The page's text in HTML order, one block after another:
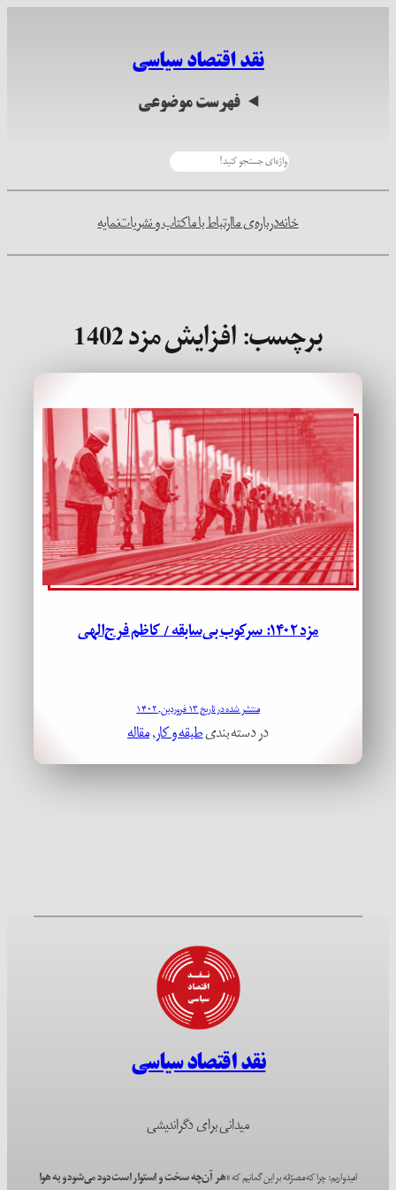
نقد اقتصاد سیاسی
فهرست موضوعی
خانهدرباره‌ی ماارتباط با ماکتاب و نشریاتنمایه
برچسب:افزایش مزد 1402
مزد ۱۴۰۲: سرکوب بی‌سابقه / کاظم فرج‌الهی
منتشر شده در تاریخ ۱۳ فروردین, ۱۴۰۲
در دسته بندیطبقه و کار, مقاله
نقد اقتصاد سیاسی
میدانی برای دگراندیشی
امیدواریم؛ چرا که مصرّانه بر این گمانیم که«هر آن‌چه سخت و استوار است دود می‌شود و به هوا